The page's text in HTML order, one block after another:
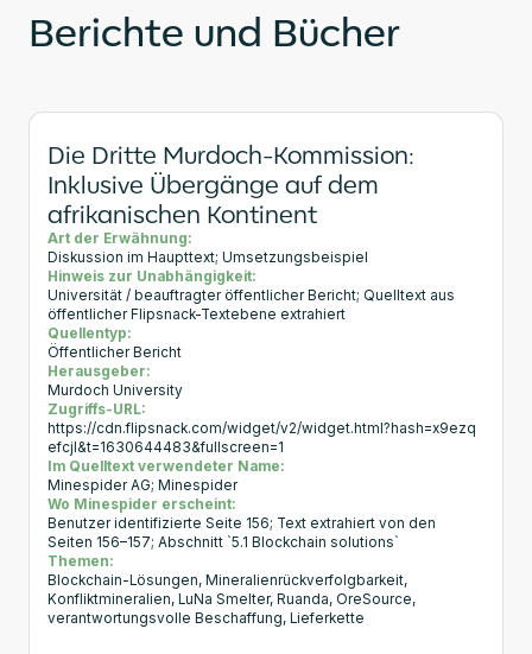
Berichte und Bücher
Die Dritte Murdoch-Kommission:
Inklusive Übergänge auf dem
afrikanischen Kontinent
Art der Erwähnung:
Diskussion im Haupttext; Umsetzungsbeispiel
Hinweis zur Unabhängigkeit:
Universität / beauftragter öffentlicher Bericht; Quelltext aus
öffentlicher Flipsnack-Textebene extrahiert
Quellentyp:
Öffentlicher Bericht
Herausgeber:
Murdoch University
Zugriffs-URL:
https://cdn.flipsnack.com/widget/v2/widget.html?hash=x9ezq
efcjl&t=1630644483&fullscreen=1
Im Quelltext verwendeter Name:
Minespider AG; Minespider
Wo Minespider erscheint:
Benutzer identifizierte Seite 156; Text extrahiert von den
Seiten 156–157; Abschnitt `5.1 Blockchain solutions`
Themen:
Blockchain-Lösungen, Mineralienrückverfolgbarkeit,
Konfliktmineralien, LuNa Smelter, Ruanda, OreSource,
verantwortungsvolle Beschaffung, Lieferkette